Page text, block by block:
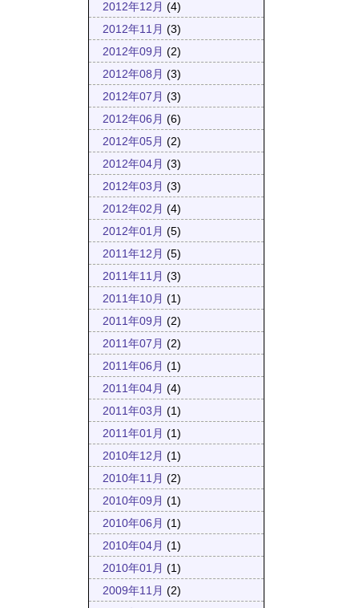
2012年12月 (4)
2012年11月 (3)
2012年09月 (2)
2012年08月 (3)
2012年07月 (3)
2012年06月 (6)
2012年05月 (2)
2012年04月 (3)
2012年03月 (3)
2012年02月 (4)
2012年01月 (5)
2011年12月 (5)
2011年11月 (3)
2011年10月 (1)
2011年09月 (2)
2011年07月 (2)
2011年06月 (1)
2011年04月 (4)
2011年03月 (1)
2011年01月 (1)
2010年12月 (1)
2010年11月 (2)
2010年09月 (1)
2010年06月 (1)
2010年04月 (1)
2010年01月 (1)
2009年11月 (2)